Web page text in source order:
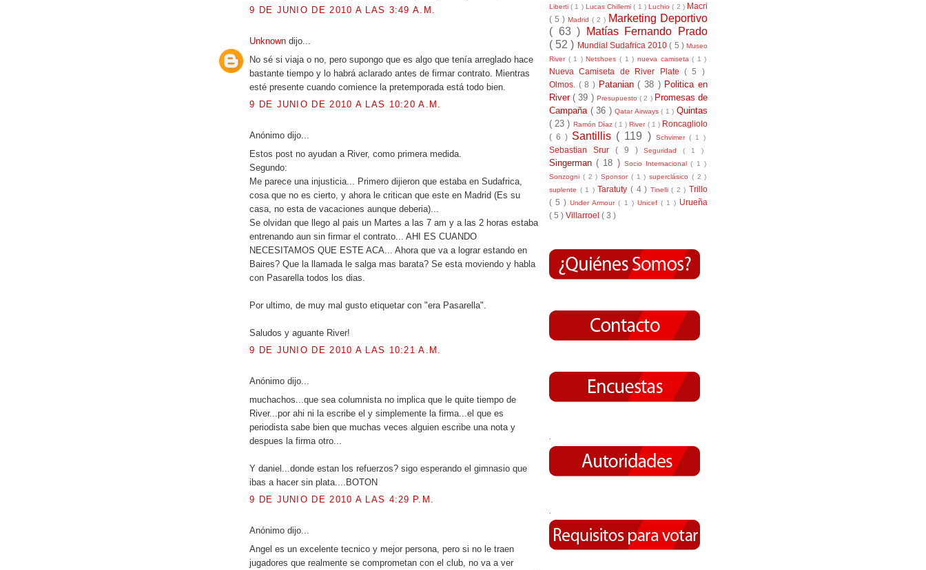
9 DE JUNIO DE 2010 A LAS 3:49 A.M.
Unknown dijo...
No sé si viaja o no, pero supongo que es algo que tenía arreglado hace
bastante tiempo y lo habrá aclarado antes de firmar contrato. Mientras
esté presente cuando comience la pretemporada está todo bien.
9 DE JUNIO DE 2010 A LAS 10:20 A.M.
Anónimo dijo...
Estos post no ayudan a River, como primera medida.
Segundo:
Me parece una injusticia... Primero dijieron que estaba en Sudafrica,
cosa que no es cierto, y ahora le critican que este en Madrid (Es su
casa, no esta de vacaciones aunque deberia)...
Se olvidan que llego al pais un Martes a las 7 am y a las 2 horas estaba
entrenando aun sin firmar el contrato... AHI ES CUANDO
NECESITAMOS QUE ESTE ACA... Ahora que va a lograr estando en
Baires? Que la llamada le salga mas barata? Se esta moviendo y habla
con Pasarella todos los dias.
Por ultimo, de muy mal gusto etiquetar con "era Pasarella".
Saludos y aguante River!
9 DE JUNIO DE 2010 A LAS 10:21 A.M.
Anónimo dijo...
muchachos...que sea columnista no implica que le quite tiempo de
River...por ahi ni la escribe el y simplemente la firma...el que es
periodista sabe bien que muchas veces alguien escribe una nota y
despues la firma otro...
Y daniel...donde estan los refuerzos? sigo esperando el gimnasio que
ibas a hacer sin plata....BOTON
9 DE JUNIO DE 2010 A LAS 4:29 P.M.
Anónimo dijo...
Angel es un excelente tecnico y mejor persona, pero si no le traen
jugadores que realmente se comprometan con el club, no va a ver
Liberti( 1 ) Lucas Chillemi( 1 )Luchio( 2 ) Macri
( 5 ) Madrid ( 2 ) Marketing Deportivo
( 63 )
Matías Fernando Prado
( 52 ) Mundial Sudafrica 2010( 5 )Museo
River ( 1 )Netshoes( 1 ) nueva camiseta( 1 )
Nueva Camiseta de River Plate ( 5 )
Olmos. ( 8 ) Patanian( 38 ) Politica en
River( 39 ) Presupuesto( 2 ) Promesas de
Campaña ( 36 )Qatar Airways( 1 )Quintas
( 23 ) Ramón Díaz ( 1 )River ( 1 ) Roncagliolo
( 6 ) Santillis ( 119 ) Schvimer ( 1 )
Sebastian Srur ( 9 )Seguridad( 1 )
Singerman( 18 ) Socio Internacional( 1 )
Sonzogni ( 2 ) Sponsor ( 1 ) superclásico ( 2 )
suplente ( 1 ) Taratuty ( 4 ) Tinelli( 2 ) Trillo
( 5 )Under Armour( 1 ) Unicef ( 1 ) Urueña
( 5 ) Villarroel ( 3 )